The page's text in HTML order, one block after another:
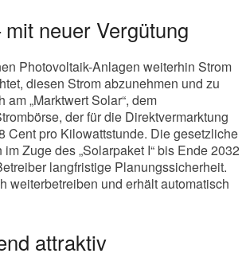
neuer Vergütung
Photovoltaik-Anlagen weiterhin Strom
diesen Strom abzunehmen und zu
„Marktwert Solar“, dem
der für die Direktvermarktung
Cent pro Kilowattstunde. Die gesetzliche
Zuge des „Solarpaket I“ bis Ende 2032
langfristige Planungssicherheit.
weiterbetreiben und erhält automatisch
attraktiv